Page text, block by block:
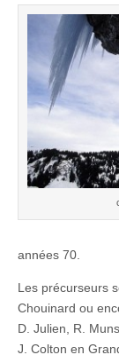
années 70.
Les précurseurs
Chouinard ou
D. Julien, R.
J. Colton en